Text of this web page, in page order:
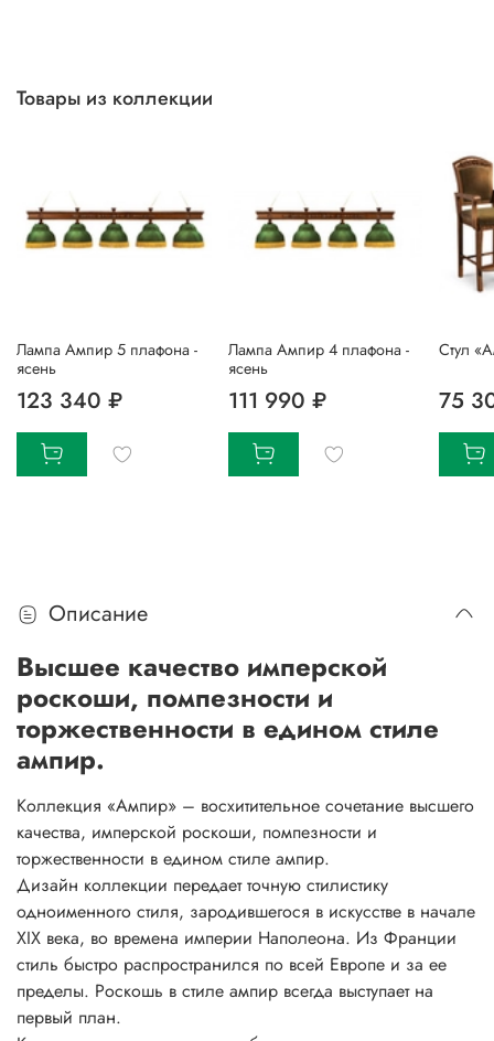
Товары из коллекции
Лампа Ампир 5 плафона -
ясень
123 340 ₽
Лампа Ампир 4 плафона -
ясень
111 990 ₽
Стул
75
Описание
Высшее качество имперской
роскоши, помпезности и
торжественности в едином стиле
ампир.
Коллекция «Ампир» – восхитительное сочетание высшего
качества, имперской роскоши, помпезности и
торжественности в едином стиле ампир.
Дизайн коллекции передает точную стилистику
одноименного стиля, зародившегося в искусстве в начале
XIX века, во времена империи Наполеона. Из Франции
стиль быстро распространился по всей Европе и за ее
пределы. Роскошь в стиле ампир всегда выступает на
первый план.